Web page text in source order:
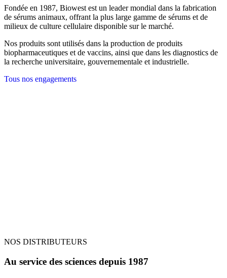
Fondée en 1987, Biowest est un leader mondial dans la fabrication
de sérums animaux, offrant la plus large gamme de sérums et de
milieux de culture cellulaire disponible sur le marché.
Nos produits sont utilisés dans la production de produits
biopharmaceutiques et de vaccins, ainsi que dans les diagnostics de
la recherche universitaire, gouvernementale et industrielle.
Tous nos engagements
NOS DISTRIBUTEURS
Au service des sciences depuis 1987